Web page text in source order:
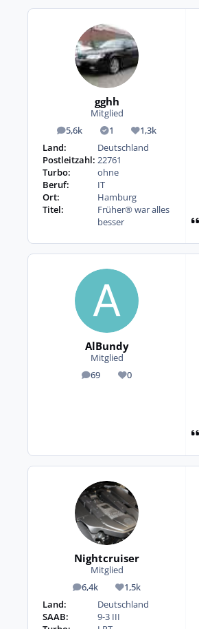
gghh
Mitglied
5,6k
Beiträge 1
Lösungen1,3k
Reputation
Land:
Deutschland
Postleitzahl: 22761
Turbo:
ohne
Beruf:
IT
Ort:
Hamburg
Titel:
Früher® war alles
besser
AlBundy
Mitglied
69
Beiträge 0
Reputation
Nightcruiser
Mitglied
6,4k
Beiträge 1,5k
Reputation
Land:
Deutschland
SAAB:
9-3 III